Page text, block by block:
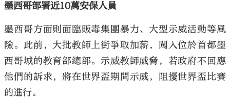
墨西哥部署近10萬安保人員
墨西哥方面則面臨販毒集團暴力、大型示威活動等風
險。此前，大批教師上街爭取加薪，闖入位於首都墨
西哥城的教育部總部。示威教師威脅，若政府不回應
他們的訴求，將在世界盃期間示威，阻擾世界盃比賽
的進行。